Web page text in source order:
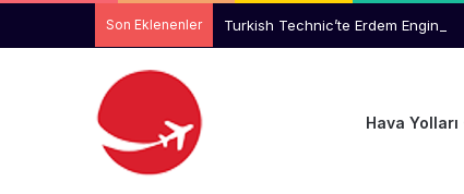
Son Eklenenler Turkish Technic’te Erdem Engin
Hava Yolları